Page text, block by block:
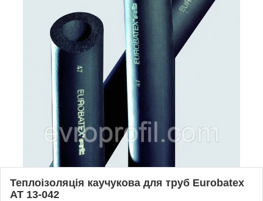
Теплоізоляція каучукова для труб Eurobatex
AT 13-042